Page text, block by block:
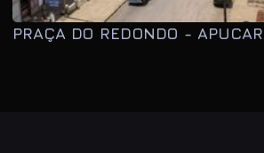
PRAÇA DO REDONDO -